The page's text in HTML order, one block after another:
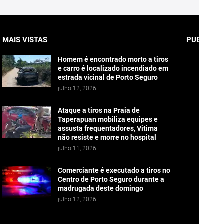
MAIS VISTAS
Homem é encontrado morto a tiros
e carro é localizado incendiado em
estrada vicinal de Porto Seguro
julho 12, 2026
Ataque a tiros na Praia de
Taperapuan mobiliza equipes e
assusta frequentadores, Vitima
não resiste e morre no hospital
julho 11, 2026
Comerciante é executado a tiros no
Centro de Porto Seguro durante a
madrugada deste domingo
julho 12, 2026